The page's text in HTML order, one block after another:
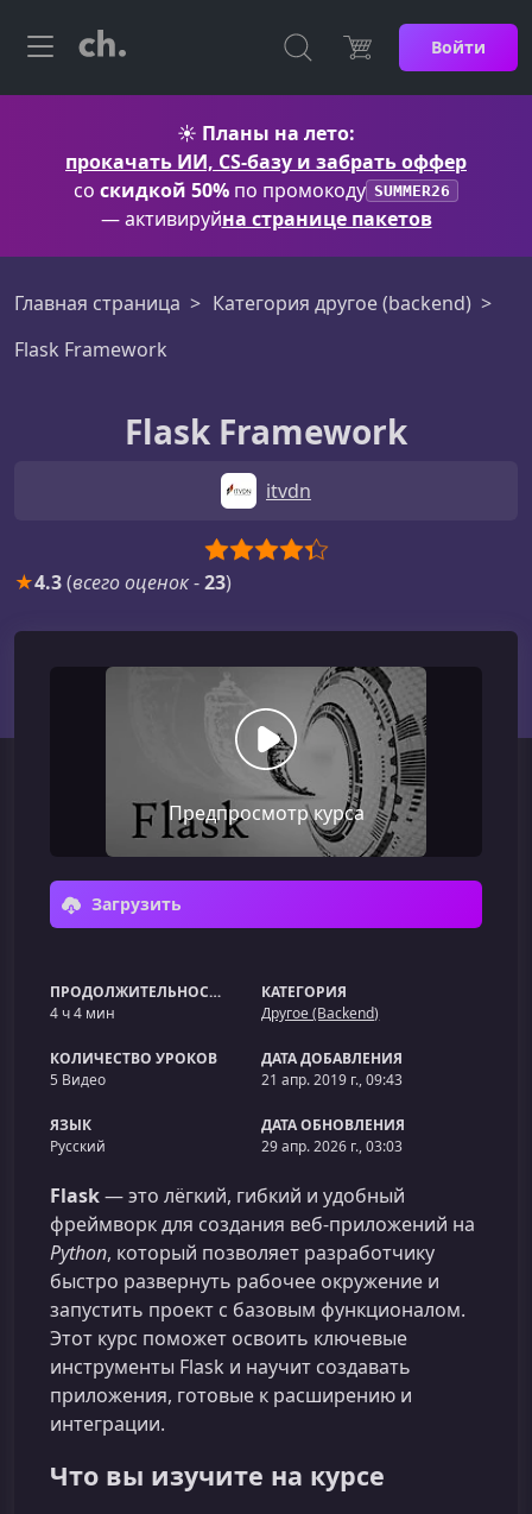
Войти
☀️ Планы на лето:
прокачать ИИ, CS-базу и забрать оффер
со скидкой 50% по промокоду SUMMER26
— активируйна странице пакетов
Главная страница
Категория другое (backend)
Flask Framework
Flask Framework
itvdn
★4.3(всего оценок-23)
Предпросмотр курса
Загрузить
ПРОДОЛЖИТЕЛЬНОСТЬ
4 ч 4 мин
КАТЕГОРИЯ
Другое (Backend)
КОЛИЧЕСТВО УРОКОВ
5 Видео
ДАТА ДОБАВЛЕНИЯ
21 апр. 2019 г., 09:43
ЯЗЫК
Русский
ДАТА ОБНОВЛЕНИЯ
29 апр. 2026 г., 03:03
Flask— это лёгкий, гибкий и удобный
фреймворк для создания веб‑приложений на
Python, который позволяет разработчику
быстро развернуть рабочее окружение и
запустить проект с базовым функционалом.
Этот курс поможет освоить ключевые
инструменты Flask и научит создавать
приложения, готовые к расширению и
интеграции.
Что вы изучите на курсе